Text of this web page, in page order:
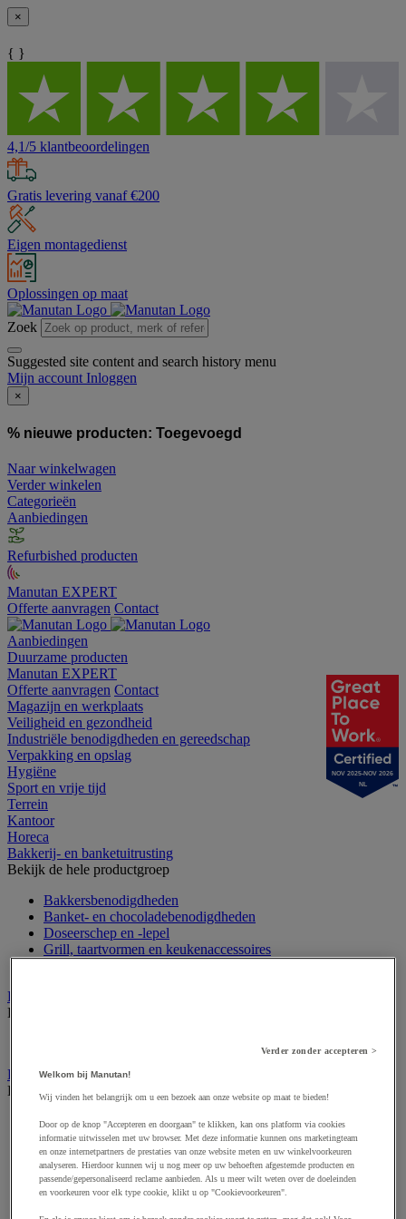
×
{ }
4,1/5 klantbeoordelingen
Gratis levering vanaf €200
Eigen montagedienst
Oplossingen op maat
Zoek
Suggested site content and search history menu
Mijn account Inloggen
×
% nieuwe producten: Toegevoegd
Naar winkelwagen
Verder winkelen
Categorieën
Aanbiedingen
Refurbished producten
Manutan EXPERT
Offerte aanvragen Contact
Aanbiedingen
Duurzame producten
Manutan EXPERT
Offerte aanvragen Contact
Magazijn en werkplaats
Veiligheid en gezondheid
Industriële benodigdheden en gereedschap
Verpakking en opslag
Hygiëne
Sport en vrije tijd
Terrein
Kantoor
Horeca
Bakkerij- en banketuitrusting
Bekijk de hele productgroep
Bakkersbenodigdheden
Banket- en chocoladebenodigdheden
Doseerschep en -lepel
Grill, taartvormen en keukenaccessoires
Decoratie voor horeca
Bekijk de hele productgroep
Eten en drinken
Bekijk de hele productgroep
Frisdrank, ijsthee en fruitsap
Koffie
Soep
Suiker en roerstaafjes
Thee
NOV 2025-NOV 2026
NL
Verder zonder accepteren >
Welkom bij Manutan!
Wij vinden het belangrijk om u een bezoek aan onze website op maat te bieden!
Door op de knop "Accepteren en doorgaan" te klikken, kan ons platform via cookies
informatie uitwisselen met uw browser. Met deze informatie kunnen ons marketingteam
en onze internetpartners de prestaties van onze website meten en uw winkelvoorkeuren
analyseren. Hierdoor kunnen wij u nog meer op uw behoeften afgestemde producten en
passende/gepersonaliseerd reclame aanbieden. Als u meer wilt weten over de doeleinden
en voorkeuren voor elk type cookie, klikt u op "Cookievoorkeuren".